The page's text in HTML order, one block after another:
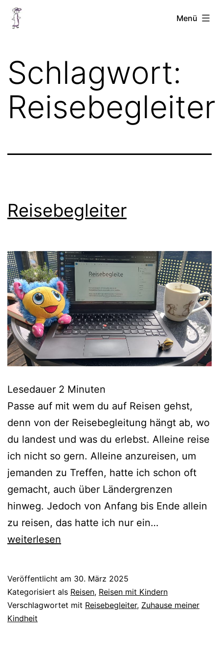
Zum
InhaltChellinchen
Menü
Schlagwort:
Reisebegleiter
Reisebegleiter
Lesedauer 2 Minuten
Passe auf mit wem du auf Reisen gehst,
denn von der Reisebegleitung hängt ab, wo
du landest und was du erlebst. Alleine reise
ich nicht so gern. Alleine anzureisen, um
jemanden zu Treffen, hatte ich schon oft
gemacht, auch über Ländergrenzen
hinweg. Jedoch von Anfang bis Ende allein
zu reisen, das hatte ich nur ein…
weiterlesen
Veröffentlicht am 30. März 2025
Kategorisiert als Reisen, Reisen mit Kindern
Verschlagwortet mit Reisebegleiter, Zuhause meiner
Kindheit